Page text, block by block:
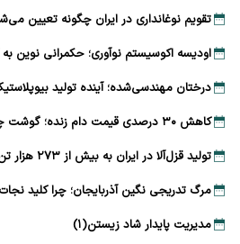
تقویم نوغانداری در ایران چگونه تعیین
اودیسه اکوسیستم نوآوری؛ حکمرانی نوین
درختان مهندسی‌شده؛ آینده تولید
کاهش ۳۰ درصدی قیمت دام زنده؛ گوشت چرا ارزان نشد؟
تولید قزل‌آلا در ایران به بیش از ۲۷۳ هزار تن رسید
مرگ تدریجی نگین آذربایجان؛ چرا کلید
مدیریت پایدار شاد زیستن(۱)